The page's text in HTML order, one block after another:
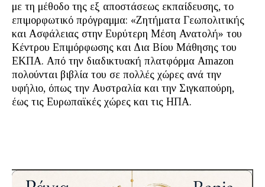
με τη μέθοδο της εξ αποστάσεως εκπαίδευσης, το
επιμορφωτικό πρόγραμμα: «Ζητήματα Γεωπολιτικής
και Ασφάλειας στην Ευρύτερη Μέση Ανατολή» του
Κέντρου Επιμόρφωσης και Δια Βίου Μάθησης του
ΕΚΠΑ. Από την διαδικτυακή πλατφόρμα Amazon
πολούνται βιβλία του σε πολλές χώρες ανά την
υφήλιο, όπως την Αυστραλία και την Σιγκαπούρη,
έως τις Ευρωπαϊκές χώρες και τις ΗΠΑ.